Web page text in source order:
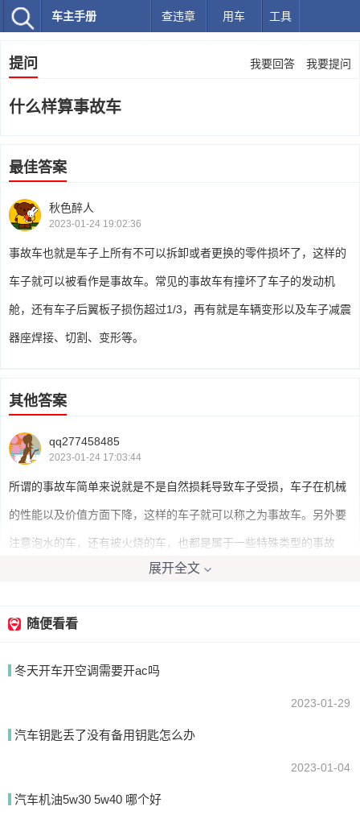
车主手册 查违章 用车 工具
提问 我要回答 我要提问
什么样算事故车
最佳答案
秋色醉人
2023-01-24 19:02:36
事故车也就是车子上所有不可以拆卸或者更换的零件损坏了，这样的
车子就可以被看作是事故车。常见的事故车有撞坏了车子的发动机
舱，还有车子后翼板子损伤超过1/3，再有就是车辆变形以及车子减震
器座焊接、切割、变形等。
其他答案
qq277458485
2023-01-24 17:03:44
所谓的事故车简单来说就是不是自然损耗导致车子受损，车子在机械
的性能以及价值方面下降，这样的车子就可以称之为事故车。另外要
注意泡水的车，还有被火烧的车，也都是属于一些特殊类型的事故
samincqu
事故车是指经过严重撞击、泡水、火烧等，即使修复但仍存在安全隐
展开全文
随便看看
冬天开车开空调需要开ac吗
2023-01-29
汽车钥匙丢了没有备用钥匙怎么办
2023-01-04
汽车机油5w30 5w40 哪个好